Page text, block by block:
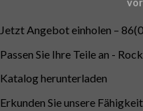
Jetzt Angebot einholen –
Passen Sie Ihre Teile an -
Katalog herunterladen
Erkunden Sie unsere